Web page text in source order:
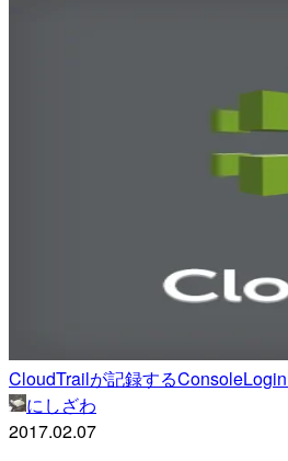
CloudTrailが記録する
にしざわ
2017.02.07